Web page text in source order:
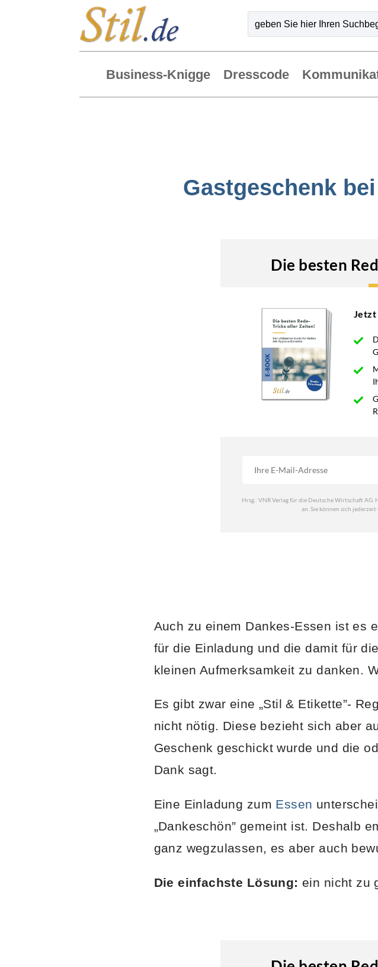
Business-Knigge Dresscode
Gastgeschenk
Auch zu einem Dankes-Essen ist es
für die Einladung und die damit für
kleinen Aufmerksamkeit zu danken.
Es gibt zwar eine „Stil & Etikette”-
nicht nötig. Diese bezieht sich aber
Geschenk geschickt wurde und die
Dank sagt.
Eine Einladung zum Essen
„Dankeschön” gemeint ist. Deshalb
ganz wegzulassen, es aber auch
Die einfachste Lösung: ein nicht zu